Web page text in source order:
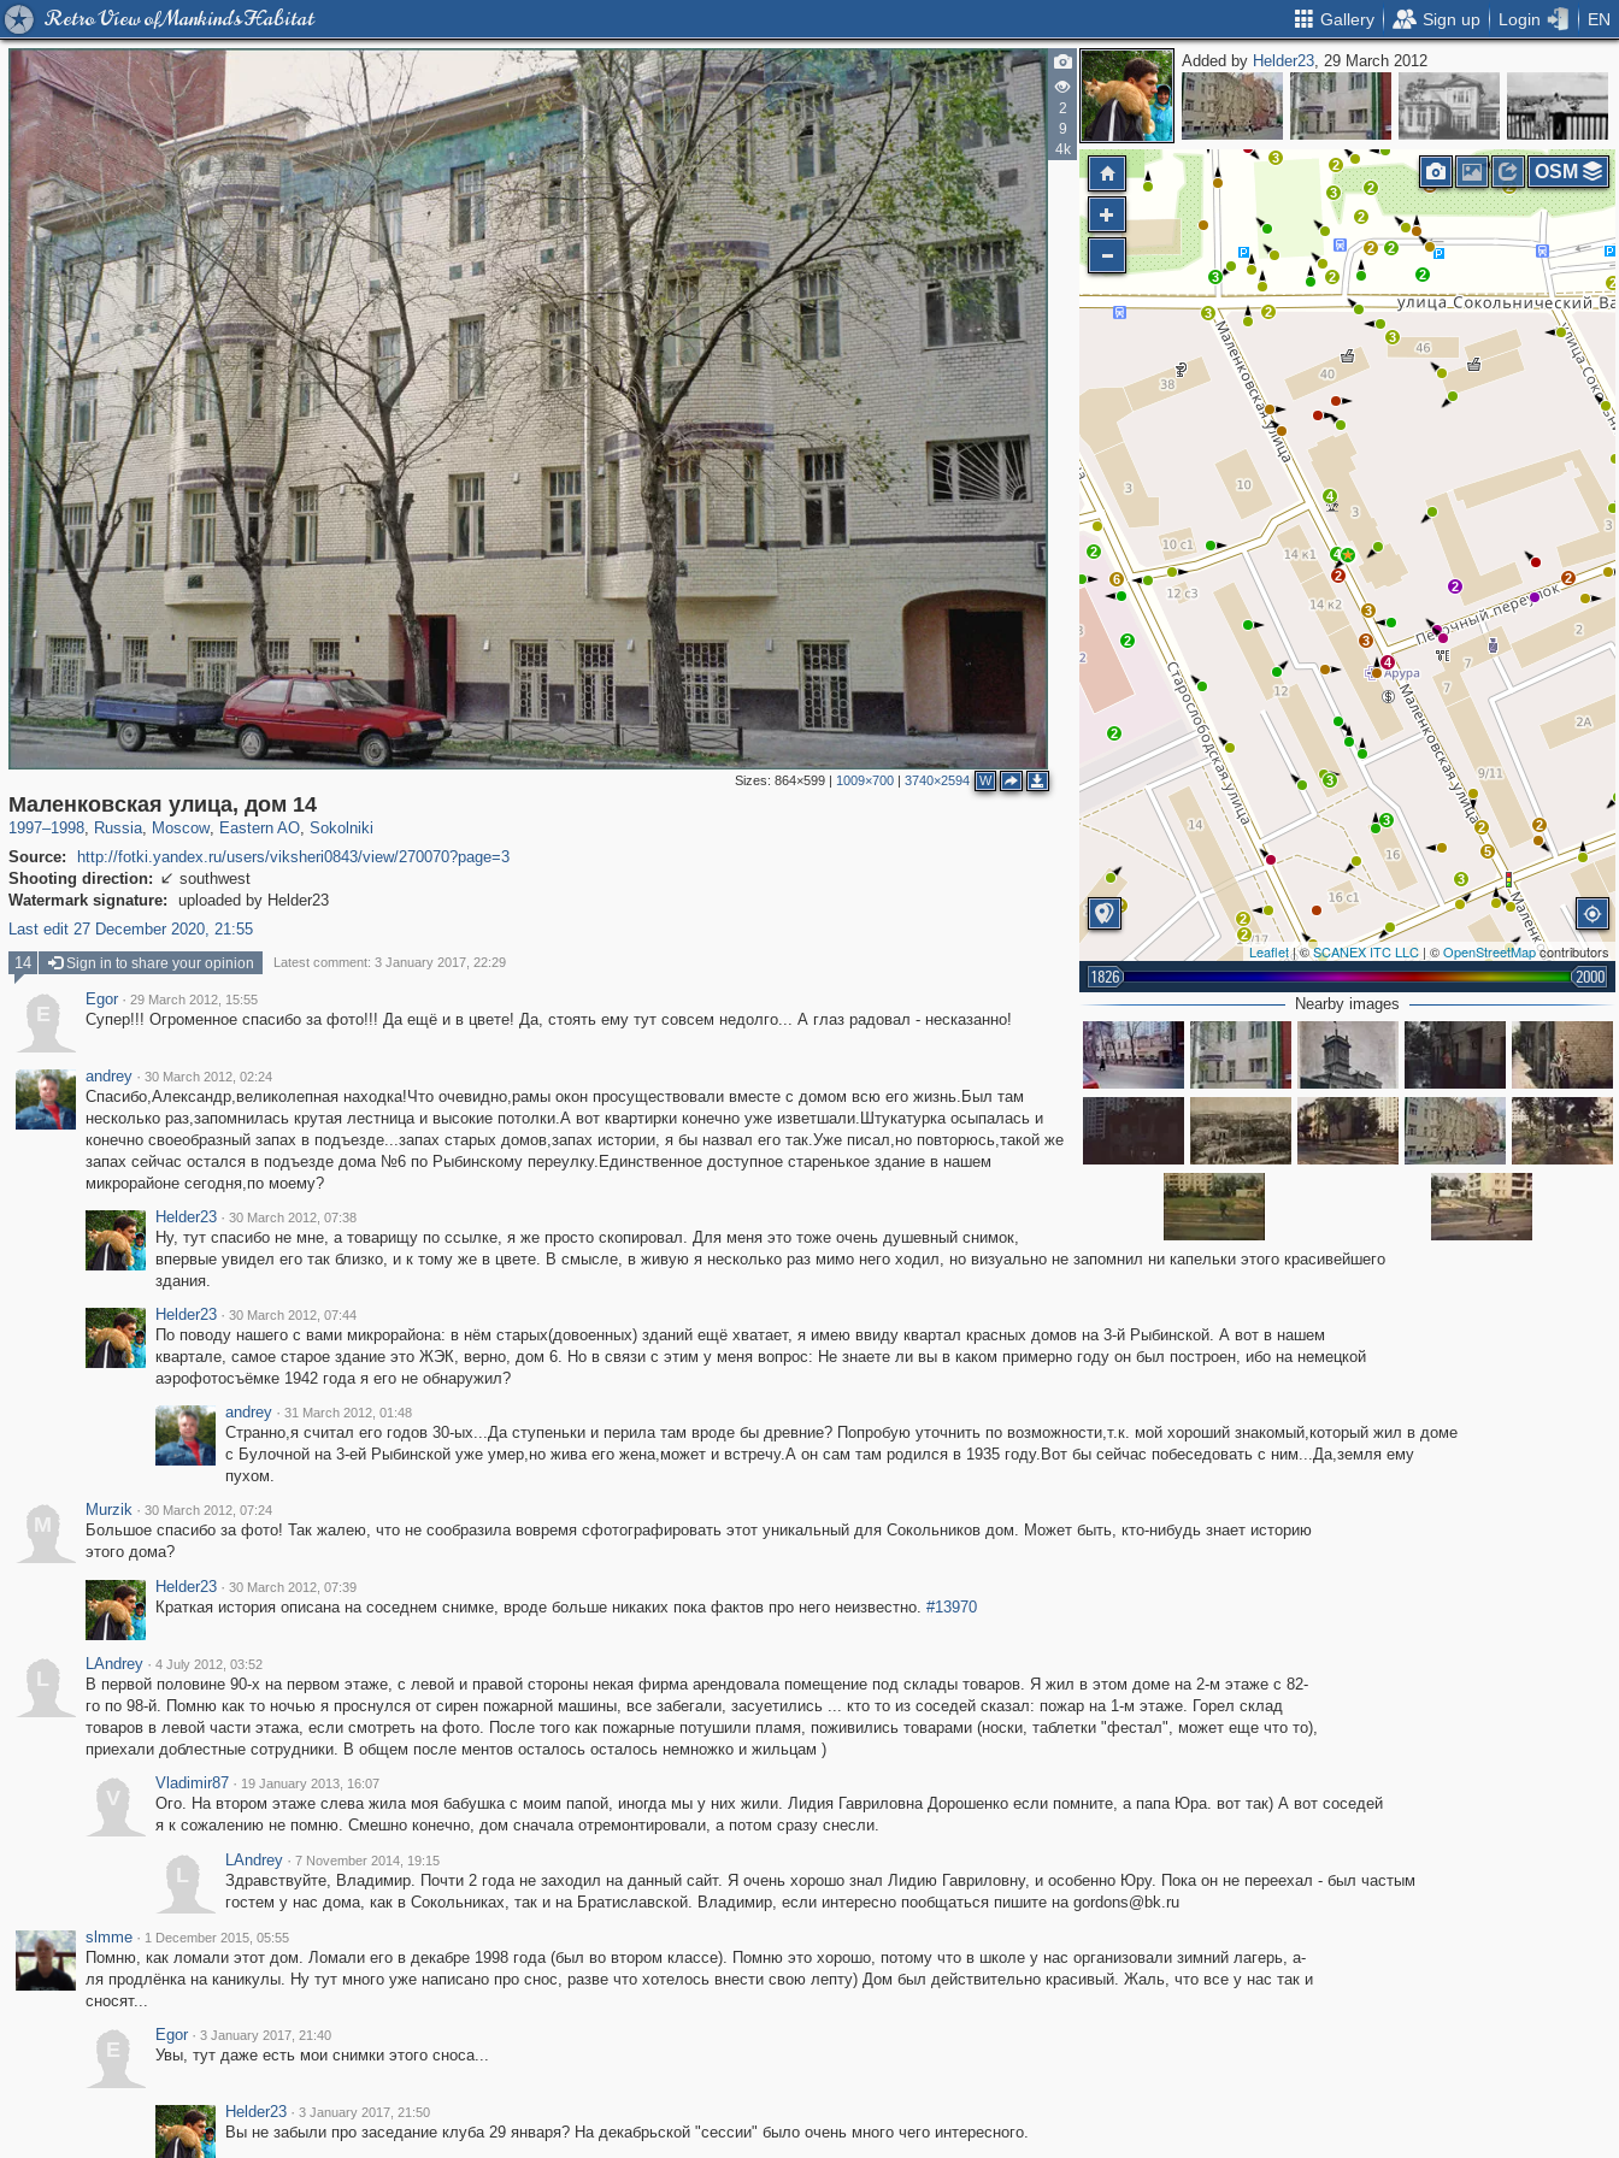
Retro View of Mankind's Habitat Gallery Sign up Login EN
2
9
4k
Sizes: 864×599| 1009×700| 3740×2594 W
Маленковская улица, дом 14
1997–1998, Russia
1,406,837 29,243
, Moscow
319,861 8,286
, Eastern AO
20,939 306
, Sokolniki
5,623
Source:
http://fotki.yandex.ru/users/viksheri0843/view/270070?page=3
Shooting direction:  southwest
Watermark signature:
uploaded by Helder23
Last edit 27 December 2020, 21:55
Added by Helder23, 29 March 2012
3
2
2
3
3
5
2 2
4
3
3
2
4
4
2
3
2
2
2
6
2
2
3 2
3
3
2
3
2
2
2
2
2
2
2
3
2
2
2
2
2
2
Leaflet| ©SCANEX ITC LLC | ©OpenStreetMapcontributors
1826 2000
OSM
Nearby images
14 Sign in to share your opinion Latest comment: 3 January 2017, 22:29
E
Egor · 29 March 2012, 15:55
Супер!!! Огроменное спасибо за фото!!! Да ещё и в цвете! Да, стоять ему тут совсем недолго... А глаз радовал - несказанно!
andrey · 30 March 2012, 02:24
Спасибо,Александр,великолепная находка!Что очевидно,рамы окон просуществовали вместе с домом всю его жизнь.Был там
несколько раз,запомнилась крутая лестница и высокие потолки.А вот квартирки конечно уже изветшали.Штукатурка осыпалась и
конечно своеобразный запах в подъезде...запах старых домов,запах истории, я бы назвал его так.Уже писал,но повторюсь,такой же
запах сейчас остался в подъезде дома №6 по Рыбинскому переулку.Единственное доступное старенькое здание в нашем
микрорайоне сегодня,по моему?
Helder23 · 30 March 2012, 07:38
Ну, тут спасибо не мне, а товарищу по ссылке, я же просто скопировал. Для меня это тоже очень душевный снимок,
впервые увидел его так близко, и к тому же в цвете. В смысле, в живую я несколько раз мимо него ходил, но визуально не запомнил ни капельки этого красивейшего
здания.
Helder23 · 30 March 2012, 07:44
По поводу нашего с вами микрорайона: в нём старых(довоенных) зданий ещё хватает, я имею ввиду квартал красных домов на 3-й Рыбинской. А вот в нашем
квартале, самое старое здание это ЖЭК, верно, дом 6. Но в связи с этим у меня вопрос: Не знаете ли вы в каком примерно году он был построен, ибо на немецкой
аэрофотосъёмке 1942 года я его не обнаружил?
andrey · 31 March 2012, 01:48
Странно,я считал его годов 30-ых...Да ступеньки и перила там вроде бы древние? Попробую уточнить по возможности,т.к. мой хороший знакомый,который жил в доме
с Булочной на 3-ей Рыбинской уже умер,но жива его жена,может и встречу.А он сам там родился в 1935 году.Вот бы сейчас побеседовать с ним...Да,земля ему
пухом.
M
Murzik · 30 March 2012, 07:24
Большое спасибо за фото! Так жалею, что не сообразила вовремя сфотографировать этот уникальный для Сокольников дом. Может быть, кто-нибудь знает историю
этого дома?
Helder23 · 30 March 2012, 07:39
Краткая история описана на соседнем снимке, вроде больше никаких пока фактов про него неизвестно. #13970
L
LAndrey · 4 July 2012, 03:52
В первой половине 90-х на первом этаже, с левой и правой стороны некая фирма арендовала помещение под склады товаров. Я жил в этом доме на 2-м этаже с 82-
го по 98-й. Помню как то ночью я проснулся от сирен пожарной машины, все забегали, засуетились ... кто то из соседей сказал: пожар на 1-м этаже. Горел склад
товаров в левой части этажа, если смотреть на фото. После того как пожарные потушили пламя, поживились товарами (носки, таблетки "фестал", может еще что то),
приехали доблестные сотрудники. В общем после ментов осталось осталось немножко и жильцам )
V
Vladimir87 · 19 January 2013, 16:07
Ого. На втором этаже слева жила моя бабушка с моим папой, иногда мы у них жили. Лидия Гавриловна Дорошенко если помните, а папа Юра. вот так) А вот соседей
я к сожалению не помню. Смешно конечно, дом сначала отремонтировали, а потом сразу снесли.
L
LAndrey · 7 November 2014, 19:15
Здравствуйте, Владимир. Почти 2 года не заходил на данный сайт. Я очень хорошо знал Лидию Гавриловну, и особенно Юру. Пока он не переехал - был частым
гостем у нас дома, как в Сокольниках, так и на Братиславской. Владимир, если интересно пообщаться пишите на gordons@bk.ru
slmme · 1 December 2015, 05:55
Помню, как ломали этот дом. Ломали его в декабре 1998 года (был во втором классе). Помню это хорошо, потому что в школе у нас организовали зимний лагерь, а-
ля продлёнка на каникулы. Ну тут много уже написано про снос, разве что хотелось внести свою лепту) Дом был действительно красивый. Жаль, что все у нас так и
сносят...
E
Egor · 3 January 2017, 21:40
Увы, тут даже есть мои снимки этого сноса...
Helder23 · 3 January 2017, 21:50
Вы не забыли про заседание клуба 29 января? На декабрьской "сессии" было очень много чего интересного.